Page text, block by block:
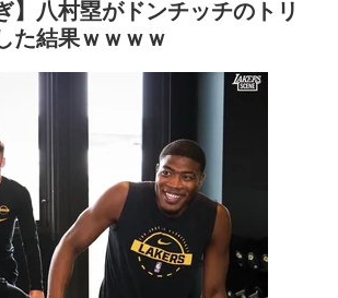
ル‥」
思う？ → 「ランナーを背負った時の投球
いる」「日本にいた時からこんなスタイル
チがいない女性アニメキャラといえば誰が
い！」日本ならではの夏の風物詩に海外が
】八村塁がドンチッチのトリ
た結果ｗｗｗｗ